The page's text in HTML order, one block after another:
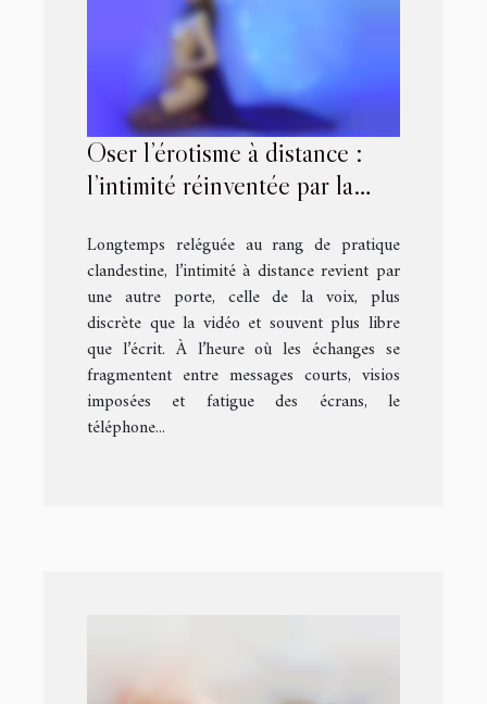
Oser l’érotisme à distance :
l’intimité réinventée par la
Longtemps reléguée au rang de pratique
clandestine, l’intimité à distance revient par
une autre porte, celle de la voix, plus
discrète que la vidéo et souvent plus libre
que l’écrit. À l’heure où les échanges se
fragmentent entre messages courts, visios
imposées et fatigue des écrans, le
téléphone...